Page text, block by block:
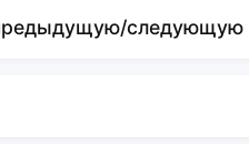
следующую